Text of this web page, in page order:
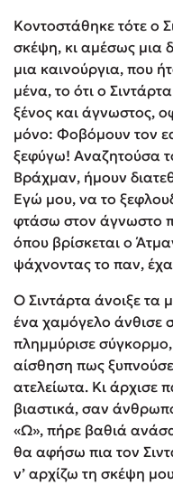
Κοντοστάθηκε τότε ο
σκέψη, κι αμέσως μια
μια καινούργια, που
μένα, το ότι ο
ξένος και άγνωστος,
μόνο: Φοβόμουν τον
ξεφύγω! Αναζητούσα
Βράχμαν, ήμουν
Εγώ μου, να το
φτάσω στον άγνωστο
όπου βρίσκεται ο
ψάχνοντας το παν,
Ο Σιντάρτα άνοιξε τα
ένα χαμόγελο άνθισε
πλημμύρισε
αίσθηση πως
ατελείωτα. Κι άρχισε
βιαστικά, σαν
«Ω», πήρε βαθιά
θα αφήσω πια τον
ν’ αρχίζω τη σκέψη